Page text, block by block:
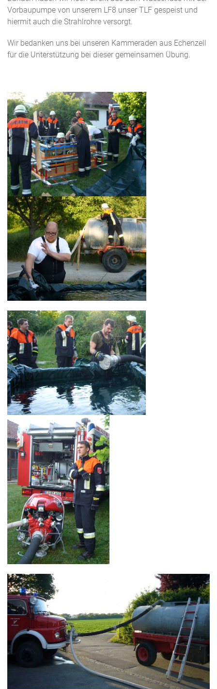
Vorbaupumpe von unserem LF8 unser TLF gespeist und
hiermit auch die Strahlrohre versorgt.
Wir bedanken uns bei unseren Kammeraden aus Echenzell
für die Unterstützung bei dieser gemeinsamen Übung.